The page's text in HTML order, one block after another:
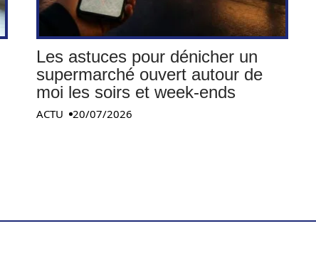
Les astuces pour dénicher un
supermarché ouvert autour de
moi les soirs et week-ends
ACTU 20/07/2026